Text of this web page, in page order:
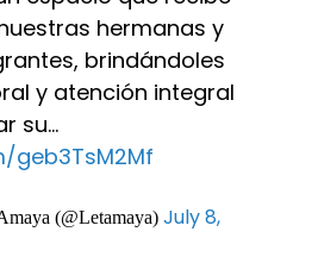
hermanas y
brindándoles
y atención integral
su…
geb3TsM2Mf
(@Letamaya) July 8,